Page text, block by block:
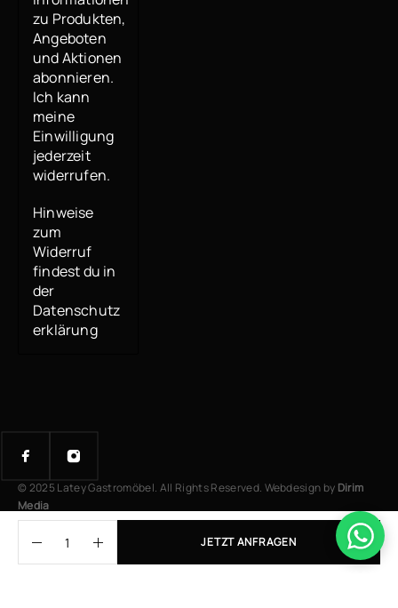
JETZT ANFRAGEN
zu Produkten,
Angeboten
und Aktionen
abonnieren.
Ich kann
meine
Einwilligung
jederzeit
widerrufen.
Hinweise
zum
Widerruf
findest du in
der
Datenschutz
erklärung
© 2025 Latey Gastromöbel. All Rights Reserved. Webdesign by Dirim
Media